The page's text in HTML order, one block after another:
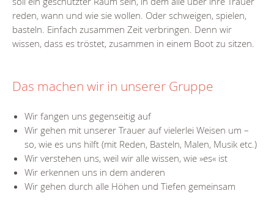
reden, wann und wie sie wollen. Oder schweigen, spielen,
basteln. Einfach zusammen Zeit verbringen. Denn wir
wissen, dass es tröstet, zusammen in einem Boot zu sitzen.
Das machen wir in unserer Gruppe
Wir fangen uns gegenseitig auf
Wir gehen mit unserer Trauer auf vielerlei Weisen um –
so, wie es uns hilft (mit Reden, Basteln, Malen, Musik etc.)
Wir verstehen uns, weil wir alle wissen, wie »es« ist
Wir erkennen uns in dem anderen
Wir gehen durch alle Höhen und Tiefen gemeinsam